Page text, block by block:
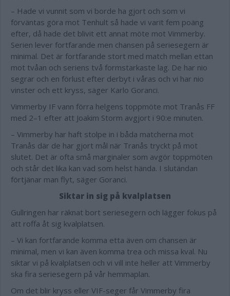
– Hade vi vunnit som vi borde ha gjort och som vi
förväntas göra mot Tenhult så hade vi varit fem poäng
efter, då hade det blivit ett annat möte mot Vimmerby.
Serien lever fortfarande men chansen på seriesegern är
minimal. Det är fortfarande stort med match mellan ettan
mot tvåan och seriens två formstarkaste lag. De har nio
segrar och en förlust efter derbyt i våras och vi har nio
vinster och ett kryss, säger Karlo Goranci.
Vimmerby IF vann förra helgens toppmöte mot Tranås FF
med 2–1 efter att Joakim Storm avgjort i 90:e minuten.
– Vimmerby har haft stolpe in i båda matcherna mot
Tranås där de har gjort mål när Tranås tryckt på mot
slutet. Det är ofta små marginaler som avgör toppmöten
och står det lika kan vad som helst hända. I slutändan
förtjänar man flyt, säger Goranci.
Siktar in sig på kvalplatsen
Gullringen har räknat bort seriesegern och lägger fokus på
att roffa åt sig kvalplatsen.
– Vi kan fortfarande komma etta även om chansen är
minimal, men vi kan även komma trea och missa kval. Nu
siktar vi på kvalplatsen och vi vill inte heller att Vimmerby
ska fira seriesegern på vår hemmaplan.
Om det blir kryss eller VIF-seger får Vimmerby fira